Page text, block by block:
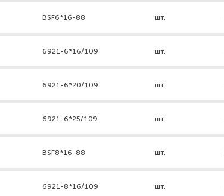
BSF6*16-88 шт.
6921-6*16/109 шт.
6921-6*20/109 шт.
6921-6*25/109 шт.
BSF8*16-88 шт.
6921-8*16/109 шт.